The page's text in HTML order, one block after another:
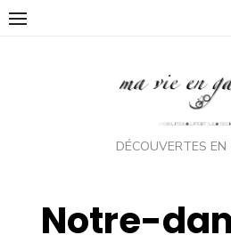
Skip
DÉCOUVERTES EN
Notre-